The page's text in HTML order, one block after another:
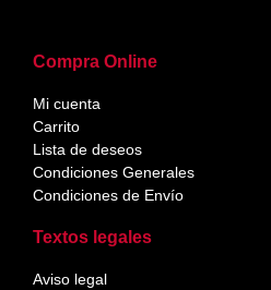
Compra Online
Mi cuenta
Carrito
Lista de deseos
Condiciones Generales
Condiciones de Envío
Textos legales
Aviso legal